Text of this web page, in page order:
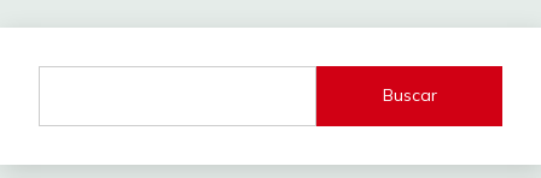
Buscar